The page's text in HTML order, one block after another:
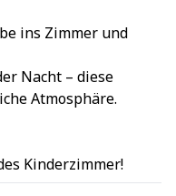
ins Zimmer und
Nacht – diese
Atmosphäre.
Kinderzimmer!